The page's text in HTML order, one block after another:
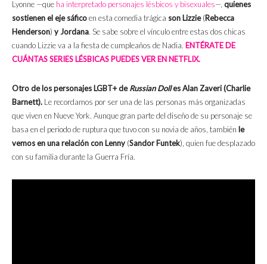
Lyonne —que ha interpretado personajes lésbicos y bisexuales—, quienes
sostienen el eje sáficoen esta comedia trágica son Lizzie(Rebecca
Henderson) y Jordana. Se sabe sobre el vínculo entre estas dos chicas
cuando Lizzie va a la fiesta de cumpleaños de Nadia. ENTÉRATE DE
CUÁNTAS SERIES LÉSBICAS PUEDES VER EN NETFLIX.
Otro de los personajes LGBT+ deRussian Dolles Alan Zaveri (Charlie
Barnett). Le recordamos por ser una de las personas más organizadas
que viven en Nueve York. Aunque gran parte del diseño de su personaje se
basa en el periodo de ruptura que tuvo con su novia de años, también le
vemos en una relación con Lenny (Sandor Funtek), quien fue desplazado
con su familia durante la Guerra Fría.